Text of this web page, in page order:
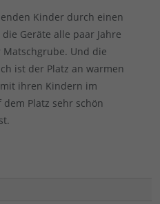
Kinder durch einen
Geräte alle paar Jahre
Und die
ist der Platz an warmen
ihren Kindern im
Platz sehr schön